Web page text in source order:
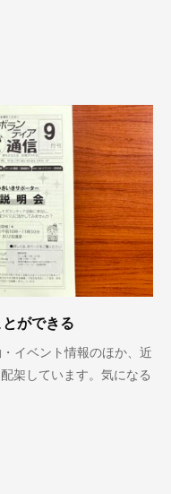
ができる
イベント情報のほか、近
架しています。気になる